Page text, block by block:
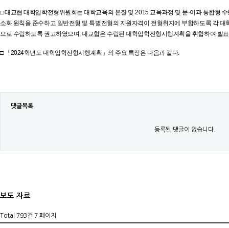
□ 대교협 대학입학전형위원회는 대학교육의 본질 및 2015 교육과정 및 문·이과 통합형
소화 원칙을 준수하고 일반전형 및 특별전형의 지원자격이 전형취지에 부합하도록 각
으로 수립하도록 권고하였으며, 대교협은 수립된 대학입학전형시행계획을 취합하여 발
□ 「2024학년도 대학입학전형시행계획」의 주요 특징은 다음과 같다.
댓글목록
등록된 댓글이 없습니다.
보도 자료
Total 793건 7 페이지